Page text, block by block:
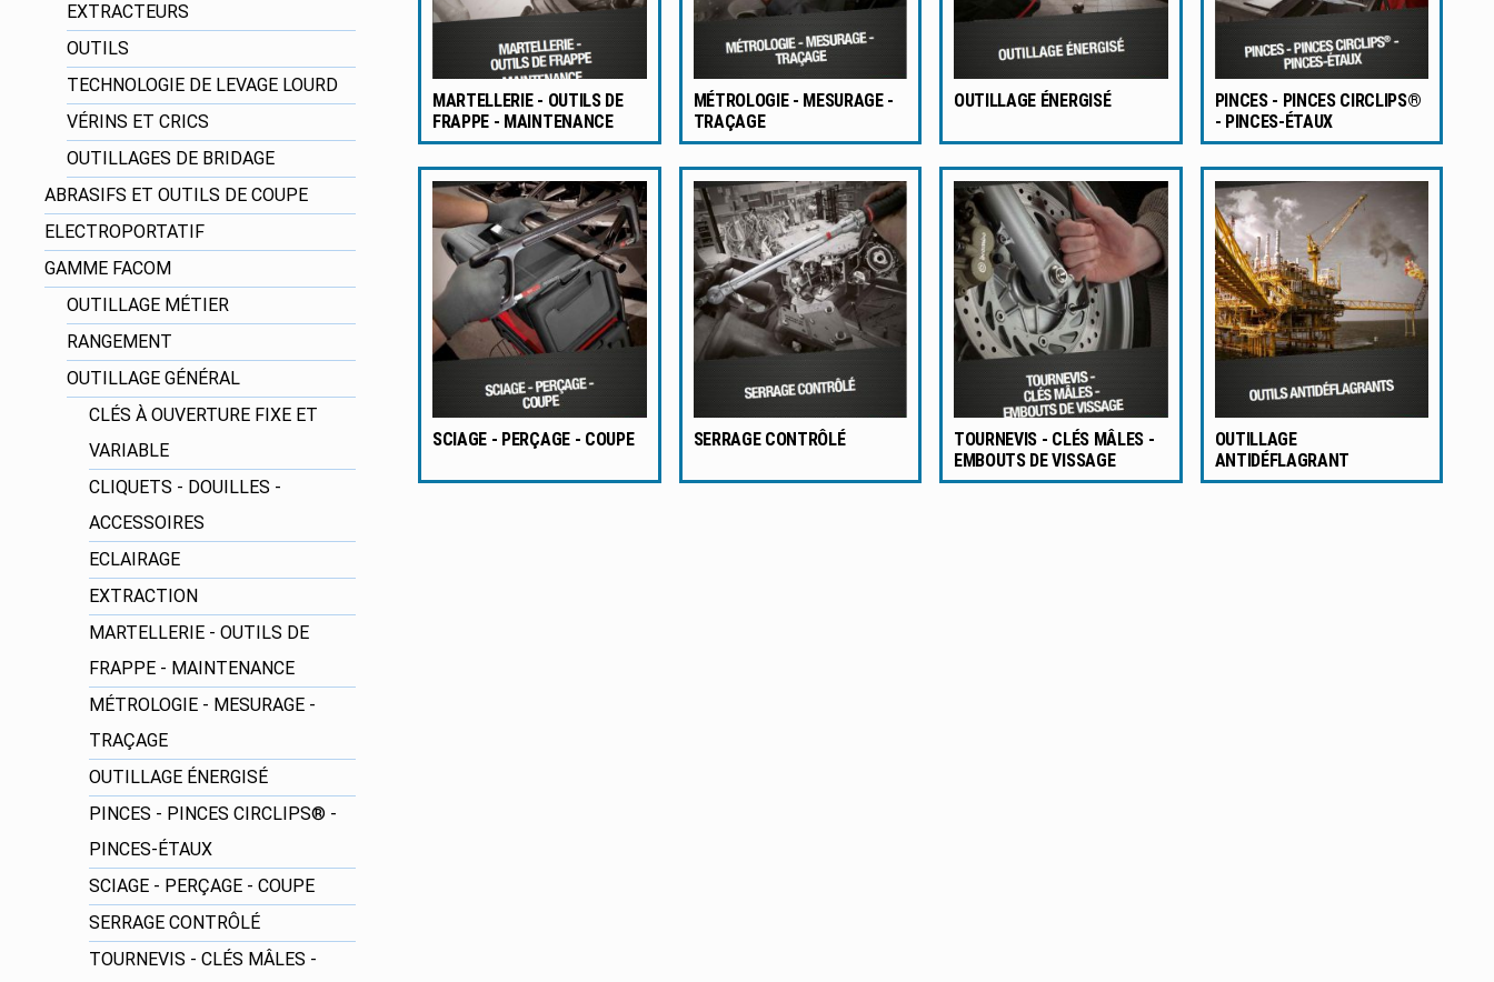
EXTRACTEURS
OUTILS
TECHNOLOGIE DE LEVAGE LOURD
VÉRINS ET CRICS
OUTILLAGES DE BRIDAGE
ABRASIFS ET OUTILS DE COUPE
ELECTROPORTATIF
GAMME FACOM
OUTILLAGE MÉTIER
RANGEMENT
OUTILLAGE GÉNÉRAL
CLÉS À OUVERTURE FIXE ET
VARIABLE
CLIQUETS - DOUILLES -
ACCESSOIRES
ECLAIRAGE
EXTRACTION
MARTELLERIE - OUTILS DE
FRAPPE - MAINTENANCE
MÉTROLOGIE - MESURAGE -
TRAÇAGE
OUTILLAGE ÉNERGISÉ
PINCES - PINCES CIRCLIPS® -
PINCES-ÉTAUX
SCIAGE - PERÇAGE - COUPE
SERRAGE CONTRÔLÉ
TOURNEVIS - CLÉS MÂLES -
MARTELLERIE - OUTILS DE
FRAPPE - MAINTENANCE
MÉTROLOGIE - MESURAGE -
TRAÇAGE
OUTILLAGE ÉNERGISÉ
PINCES - PINCES CIRCLIPS®
- PINCES-ÉTAUX
SCIAGE - PERÇAGE - COUPE SERRAGE CONTRÔLÉ
TOURNEVIS - CLÉS MÂLES -
EMBOUTS DE VISSAGE
OUTILLAGE
ANTIDÉFLAGRANT